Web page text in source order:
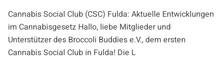
Cannabis Social Club (CSC) Fulda: Aktuelle Entwicklungen
im Cannabisgesetz Hallo, liebe Mitglieder und
Unterstützer des Broccoli Buddies e.V., dem ersten
Cannabis Social Club in Fulda! Die L